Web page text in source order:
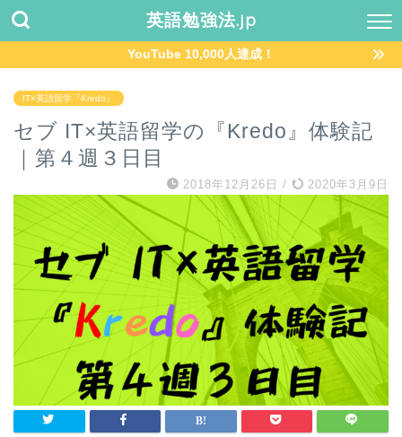
英語勉強法.jp
YouTube 10,000人達成！
IT×英語留学『Kredo』
セブ IT×英語留学の『Kredo』体験記
｜第４週３日目
2018年12月26日 / 2020年3月9日